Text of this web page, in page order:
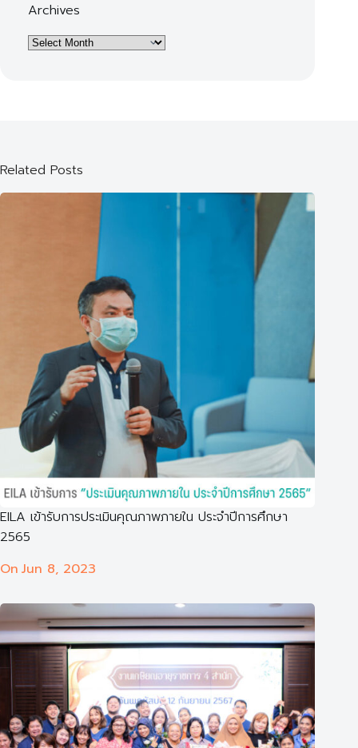
Archives
Archives
Related Posts
EILA เข้ารับการประเมินคุณภาพภายใน ประจำปีการศึกษา
2565
On Jun 8, 2023